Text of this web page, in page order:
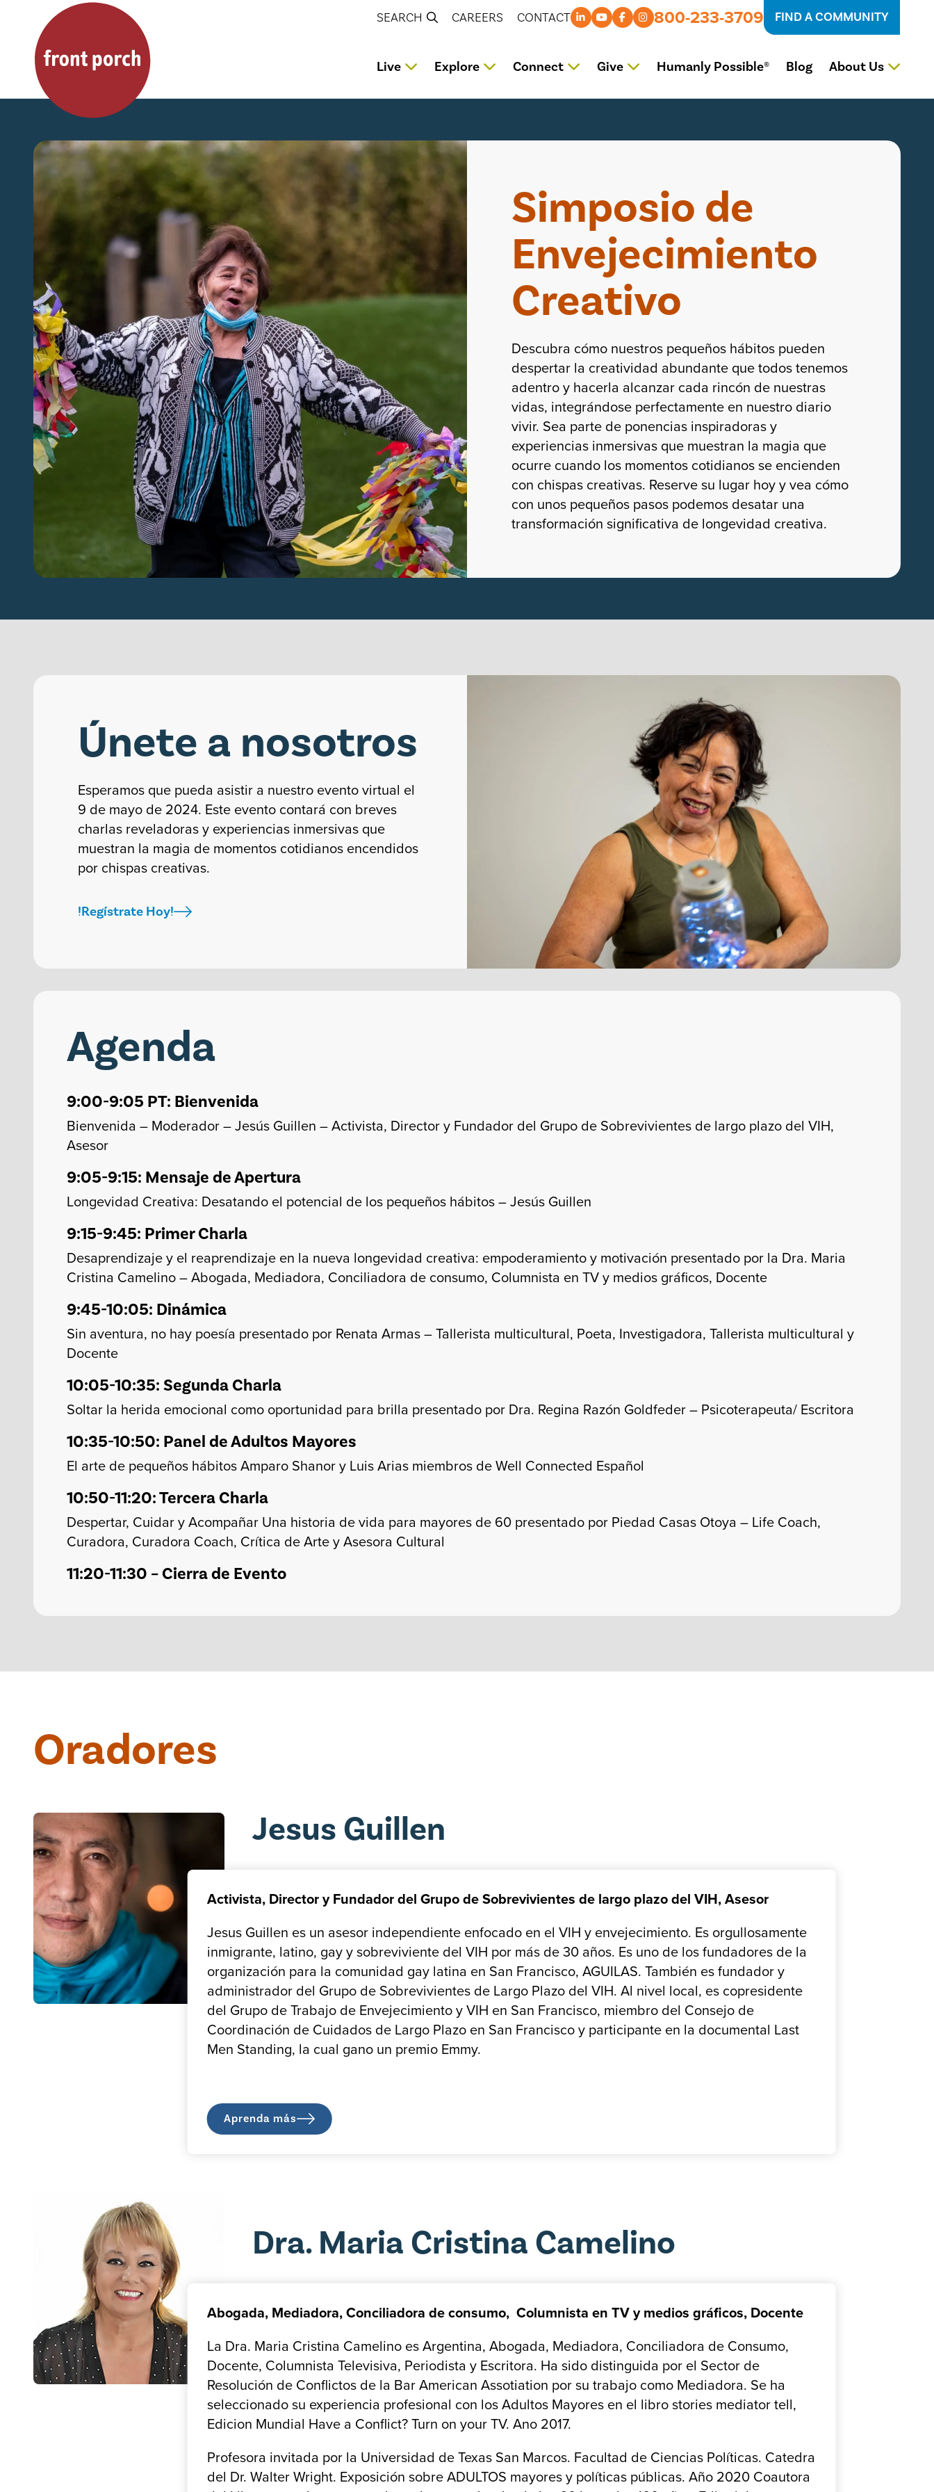
SEARCH CAREERS CONTACT 800-233-3709 FIND A COMMUNITY
Live Explore Connect Give Humanly Possible® Blog About Us
Simposio de
Envejecimiento
Creativo
Descubra cómo nuestros pequeños hábitos pueden
despertar la creatividad abundante que todos tenemos
adentro y hacerla alcanzar cada rincón de nuestras
vidas, integrándose perfectamente en nuestro diario
vivir. Sea parte de ponencias inspiradoras y
experiencias inmersivas que muestran la magia que
ocurre cuando los momentos cotidianos se encienden
con chispas creativas. Reserve su lugar hoy y vea cómo
con unos pequeños pasos podemos desatar una
transformación significativa de longevidad creativa.
Únete a nosotros
Esperamos que pueda asistir a nuestro evento virtual el
9 de mayo de 2024. Este evento contará con breves
charlas reveladoras y experiencias inmersivas que
muestran la magia de momentos cotidianos encendidos
por chispas creativas.
!Regístrate Hoy!
Agenda
9:00-9:05 PT: Bienvenida
Bienvenida – Moderador – Jesús Guillen – Activista, Director y Fundador del Grupo de Sobrevivientes de largo plazo del VIH,
Asesor
9:05-9:15: Mensaje de Apertura
Longevidad Creativa: Desatando el potencial de los pequeños hábitos – Jesús Guillen
9:15-9:45: Primer Charla
Desaprendizaje y el reaprendizaje en la nueva longevidad creativa: empoderamiento y motivación presentado por la Dra. Maria
Cristina Camelino –Abogada, Mediadora, Conciliadora de consumo, Columnista en TV y medios gráficos, Docente
9:45-10:05: Dinámica
Sin aventura, no hay poesía presentado por Renata Armas – Tallerista multicultural, Poeta, Investigadora, Tallerista multicultural y
Docente
10:05-10:35: Segunda Charla
Soltar la herida emocional como oportunidad para brilla presentado por Dra. Regina Razón Goldfeder – Psicoterapeuta/ Escritora
10:35-10:50: Panel de Adultos Mayores
El arte de pequeños hábitos Amparo Shanor y Luis Arias miembros de Well Connected Español
10:50-11:20: Tercera Charla
Despertar, Cuidar y Acompañar Una historia de vida para mayores de 60 presentado por Piedad Casas Otoya – Life Coach,
Curadora, Curadora Coach, Crítica de Arte y Asesora Cultural
11:20-11:30 – Cierra de Evento
Oradores
Jesus Guillen
Activista, Director y Fundador del Grupo de Sobrevivientes de largo plazo del VIH, Asesor
Jesus Guillen es un asesor independiente enfocado en el VIH y envejecimiento. Es orgullosamente
inmigrante, latino, gay y sobreviviente del VIH por más de 30 años. Es uno de los fundadores de la
organización para la comunidad gay latina en San Francisco, AGUILAS. También es fundador y
administrador del Grupo de Sobrevivientes de Largo Plazo del VIH. Al nivel local, es copresidente
del Grupo de Trabajo de Envejecimiento y VIH en San Francisco, miembro del Consejo de
Coordinación de Cuidados de Largo Plazo en San Francisco y participante en la documental Last
Men Standing, la cual gano un premio Emmy.
Aprenda más
Dra. Maria Cristina Camelino
Abogada, Mediadora, Conciliadora de consumo, Columnista en TV y medios gráficos, Docente
La Dra. Maria Cristina Camelino es Argentina, Abogada, Mediadora, Conciliadora de Consumo,
Docente, Columnista Televisiva, Periodista y Escritora. Ha sido distinguida por el Sector de
Resolución de Conflictos de la Bar American Assotiation por su trabajo como Mediadora. Se ha
seleccionado su experiencia profesional con los Adultos Mayores en el libro stories mediator tell,
Edicion Mundial Have a Conflict? Turn on your TV. Ano 2017.
Profesora invitada por la Universidad de Texas San Marcos. Facultad de Ciencias Políticas. Catedra
del Dr. Walter Wright. Exposición sobre ADULTOS mayores y políticas públicas. Año 2020 Coautora